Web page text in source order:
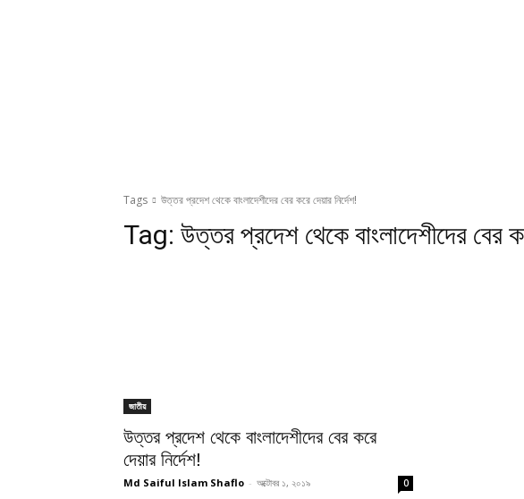
Tags উত্তর প্রদেশ থেকে বাংলাদেশীদের বের করে দেয়ার নির্দেশ!
Tag: উত্তর প্রদেশ থেকে বাংলাদেশীদের বের
জাতীয়
উত্তর প্রদেশ থেকে বাংলাদেশীদের বের করে
দেয়ার নির্দেশ!
Md Saiful Islam Shaflo - অক্টোবর ১, ২০১৯ 0